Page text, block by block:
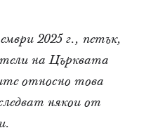
2025 г., петък,
на Църквата
относно това
някои от